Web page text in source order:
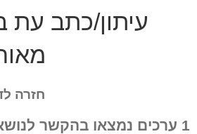
עיתון/כתב עת
חזרה
1 ערכים נמצאו בהקשר לנושא: